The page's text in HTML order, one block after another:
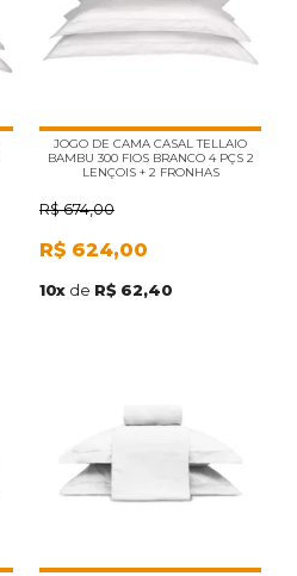
JOGO DE CAMA CASAL TELLAIO
BAMBU 300 FIOS BRANCO 4 PÇS 2
LENÇOIS + 2 FRONHAS
R$ 674,00
R$ 624,00
10x de R$ 62,40